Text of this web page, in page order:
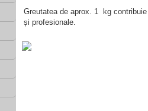
Greutatea de aprox. 1 kg
și profesionale.